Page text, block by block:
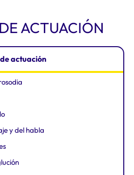
ACTUACIÓN
actuación
y del habla